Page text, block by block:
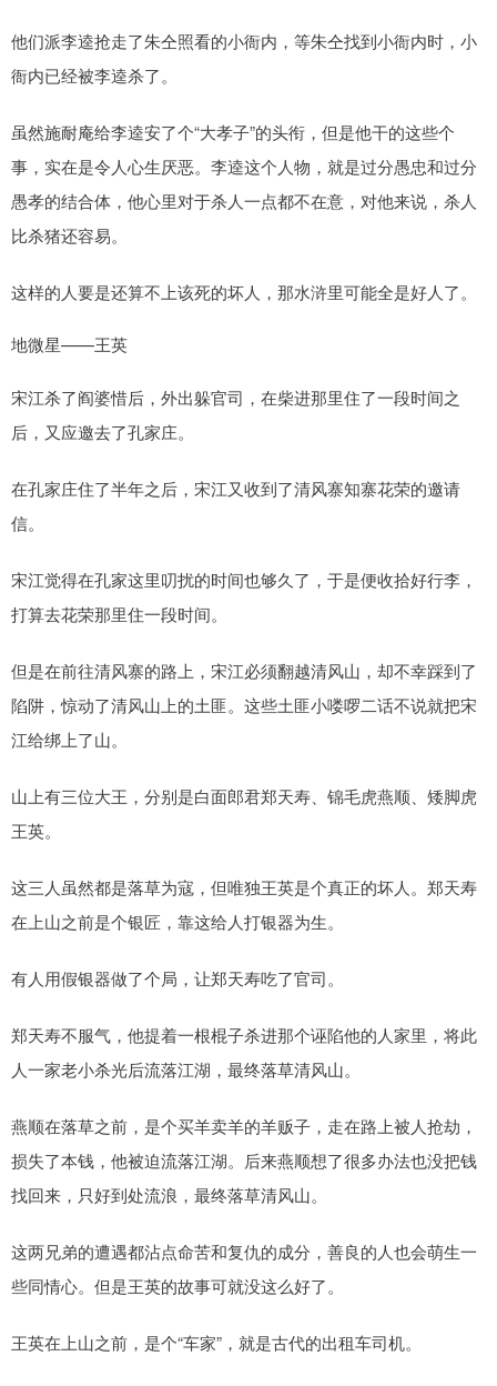
他们派李逵抢走了朱仝照看的小衙内，等朱仝找到小衙内时，小
衙内已经被李逵杀了。
虽然施耐庵给李逵安了个“大孝子”的头衔，但是他干的这些个
事，实在是令人心生厌恶。李逵这个人物，就是过分愚忠和过分
愚孝的结合体，他心里对于杀人一点都不在意，对他来说，杀人
比杀猪还容易。
这样的人要是还算不上该死的坏人，那水浒里可能全是好人了。
地微星——王英
宋江杀了阎婆惜后，外出躲官司，在柴进那里住了一段时间之
后，又应邀去了孔家庄。
在孔家庄住了半年之后，宋江又收到了清风寨知寨花荣的邀请
信。
宋江觉得在孔家这里叨扰的时间也够久了，于是便收拾好行李，
打算去花荣那里住一段时间。
但是在前往清风寨的路上，宋江必须翻越清风山，却不幸踩到了
陷阱，惊动了清风山上的土匪。这些土匪小喽啰二话不说就把宋
江给绑上了山。
山上有三位大王，分别是白面郎君郑天寿、锦毛虎燕顺、矮脚虎
王英。
这三人虽然都是落草为寇，但唯独王英是个真正的坏人。郑天寿
在上山之前是个银匠，靠这给人打银器为生。
有人用假银器做了个局，让郑天寿吃了官司。
郑天寿不服气，他提着一根棍子杀进那个诬陷他的人家里，将此
人一家老小杀光后流落江湖，最终落草清风山。
燕顺在落草之前，是个买羊卖羊的羊贩子，走在路上被人抢劫，
损失了本钱，他被迫流落江湖。后来燕顺想了很多办法也没把钱
找回来，只好到处流浪，最终落草清风山。
这两兄弟的遭遇都沾点命苦和复仇的成分，善良的人也会萌生一
些同情心。但是王英的故事可就没这么好了。
王英在上山之前，是个“车家”，就是古代的出租车司机。